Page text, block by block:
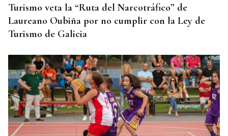
Turismo veta la “Ruta del Narcotráfico” de
Laureano Oubiña por no cumplir con la Ley de
Turismo de Galicia